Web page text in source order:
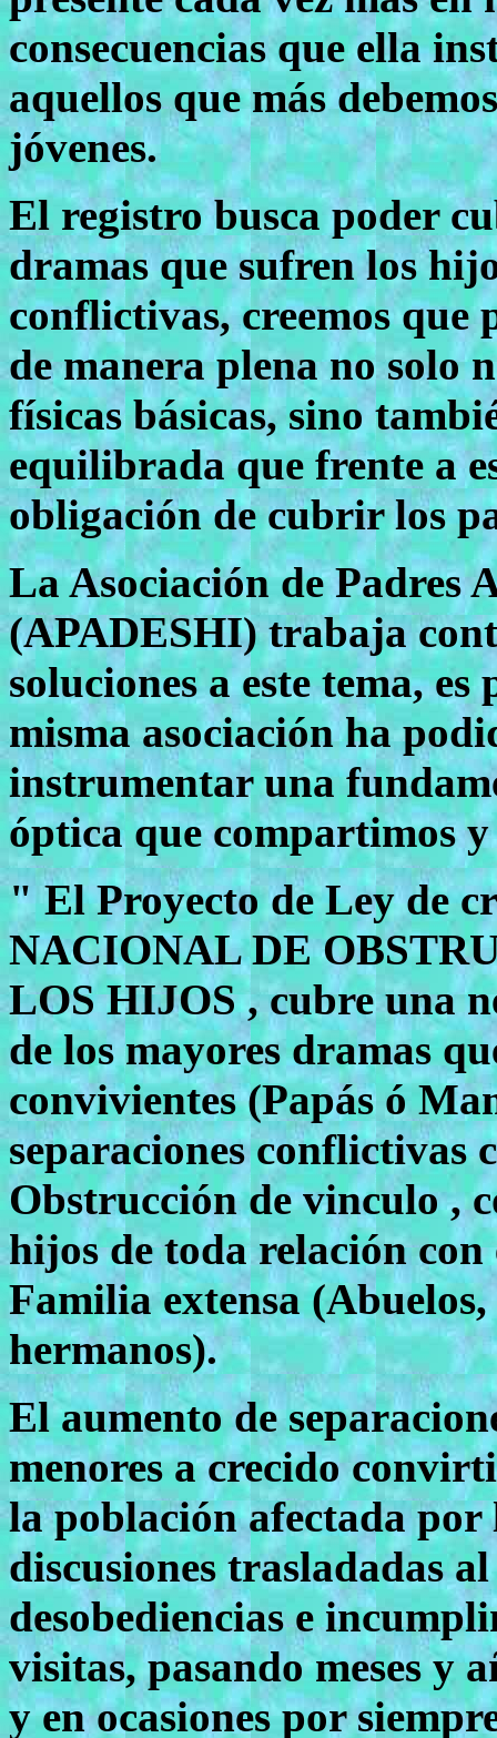
consecuencias que ella
aquellos que más
jóvenes.
El registro busca poder
dramas que sufren los
conflictivas, creemos que
de manera plena no solo
físicas básicas, sino
equilibrada que frente a
obligación de cubrir los
La Asociación de Padres
(APADESHI) trabaja
soluciones a este tema,
misma asociación ha
instrumentar una
óptica que compartimos
" El Proyecto de Ley de
NACIONAL DE
LOS HIJOS , cubre una
de los mayores dramas
convivientes (Papás ó
separaciones conflictivas
Obstrucción de vinculo ,
hijos de toda relación
Familia extensa
hermanos).
El aumento de
menores a crecido
la población afectada por
discusiones trasladadas
desobediencias e
visitas, pasando meses y
y en ocasiones por